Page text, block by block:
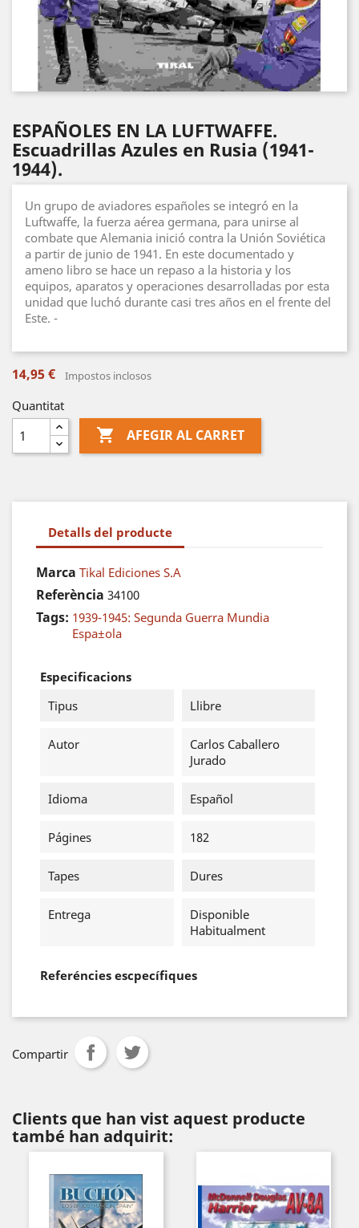
ESPAÑOLES EN LA LUFTWAFFE.
Escuadrillas Azules en Rusia (1941-
1944).
Un grupo de aviadores españoles se integró en la
Luftwaffe, la fuerza aérea germana, para unirse al
combate que Alemania inició contra la Unión Soviética
a partir de junio de 1941. En este documentado y
ameno libro se hace un repaso a la historia y los
equipos, aparatos y operaciones desarrolladas por esta
unidad que luchó durante casi tres años en el frente del
Este. -
14,95 € Impostos inclosos
Quantitat
 AFEGIR AL CARRET
Detalls del producte
Marca Tikal Ediciones S.A
Referència 34100
Tags: 1939-1945: Segunda Guerra Mundia
Espa±ola
Especificacions
Tipus
Llibre
Autor
Carlos Caballero
Jurado
Idioma Español
Págines 182
Tapes Dures
Entrega
Disponible
Habitualment
Referéncies escpecífiques
Compartir
Clients que han vist aquest producte
també han adquirit: